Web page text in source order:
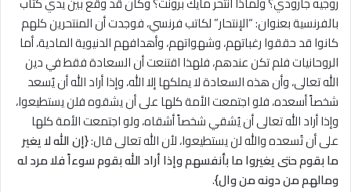
بالفرنسية بعنوان: “الإنتحار” لكاتب فرنسي، فوجدت أن المنتحرين كلهم
كانوا قد حققوا رغباتهم، وشهواتهم، وأهدافهم الدنيوية المادية، أما
الروحانيات فلم تكن عندهم، فلهذا اقتنعت أن السعادة فقط في دين
الله تعالى، وأن هذه السعادة لا يملكها إلا الله، وإذا أراد الله أن يُسعد
شخصاً أسعده، فلو اجتمعت الأمة كلها على أن يشقوه فلن يستطيعوا،
وإذا أراد الله تعالى أن يُشقي شخصاً أشقاه، ولو اجتمعت الأمة كلها
على أن تُسعده والله لن يستطيعوا، لأن الله تعالى قال:{إن الله لا يغير
ما بقوم حتى يغيروا ما بأنفسهم وإذا أراد الله بقوم سوءاً فلا مرد له
ومالهم من دونه من وال}.